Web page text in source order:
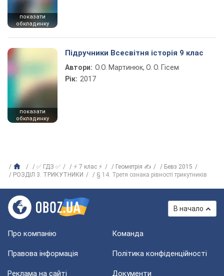
показати
обкладинку
показати
обкладинку
Підручники Всесвітня історія 9 клас
Автори: О.О. Мартинюк, О. О. Гісем
Рік: 2017
✅ ГДЗ ✅ ⚡ 7 клас ⚡ Геометрія ✍
Бевз 2015
РОЗДІЛ 3. ТРИКУТНИКИ
§ 14. Третя ознака рівності трикутників
В начало
Про компанію Команда
Правова інформація Політика конфіденційності
Реклама на сайті Документи